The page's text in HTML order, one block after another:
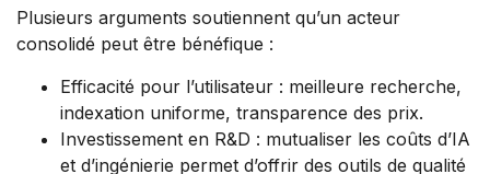
Plusieurs arguments soutiennent qu’un acteur
consolidé peut être bénéfique :
Efficacité pour l’utilisateur : meilleure recherche,
indexation uniforme, transparence des prix.
Investissement en R&D : mutualiser les coûts d’IA
et d’ingénierie permet d’offrir des outils de qualité